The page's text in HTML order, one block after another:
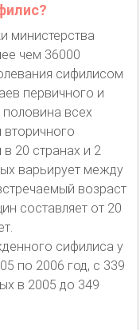
министерства
чем 36000
сифилисом
первичного и
всех
вторичного
20 странах и 2
варьирует между
возраст
составляет от 20
сифилиса у
по 2006 год, с 339
в 2005 до 349